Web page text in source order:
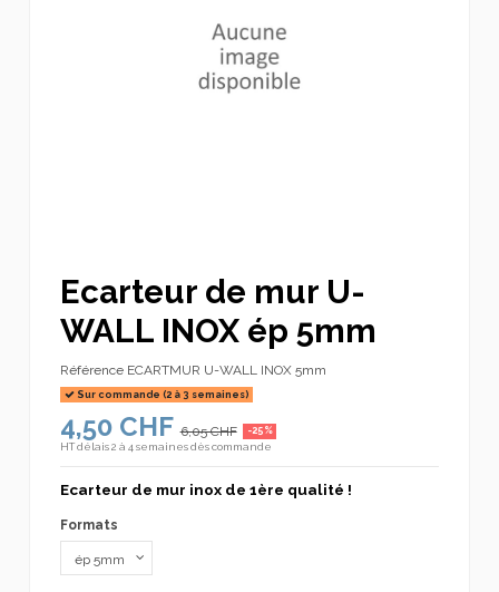
Ecarteur de mur U-
WALL INOX ép 5mm
Référence ECARTMUR U-WALL INOX 5mm
Sur commande (2 à 3 semaines)
4,50 CHF 6,05 CHF -25%
HTdélais 2 à 4 semaines dès commande
Ecarteur de mur inox de 1ère qualité !
Formats